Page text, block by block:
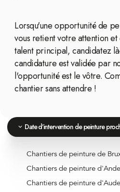
Lorsqu'une opportunité de
vous retient votre attention
talent principal, candidatez
candidature est validée par
l'opportunité est le vôtre.
chantier sans attendre !
Date d'intervention de peinture
Chantiers de peinture de
Chantiers de peinture
Chantiers de peinture